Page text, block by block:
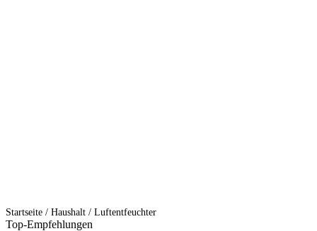
Startseite / Haushalt / Luftentfeuchter
Top-Empfehlungen